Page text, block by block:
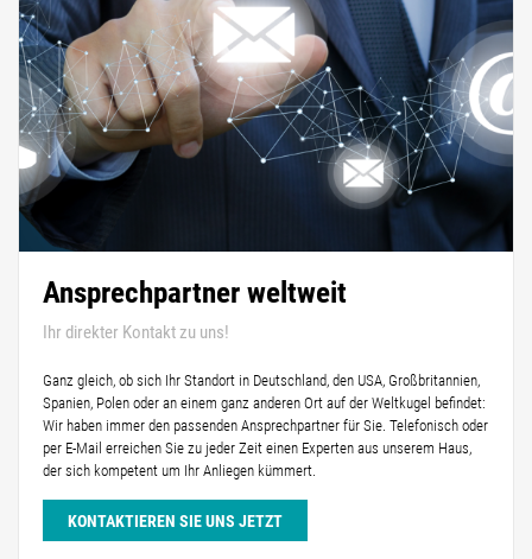
Ansprechpartner weltweit
Ihr direkter Kontakt zu uns!
Ganz gleich, ob sich Ihr Standort in Deutschland, den USA, Großbritannien,
Spanien, Polen oder an einem ganz anderen Ort auf der Weltkugel befindet:
Wir haben immer den passenden Ansprechpartner für Sie. Telefonisch oder
per E-Mail erreichen Sie zu jeder Zeit einen Experten aus unserem Haus,
der sich kompetent um Ihr Anliegen kümmert.
KONTAKTIEREN SIE UNS JETZT